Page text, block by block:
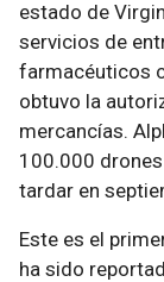
estado de
servicios de
farmacéuticos
obtuvo la
mercancías.
100.000
tardar en
Este es el
ha sido